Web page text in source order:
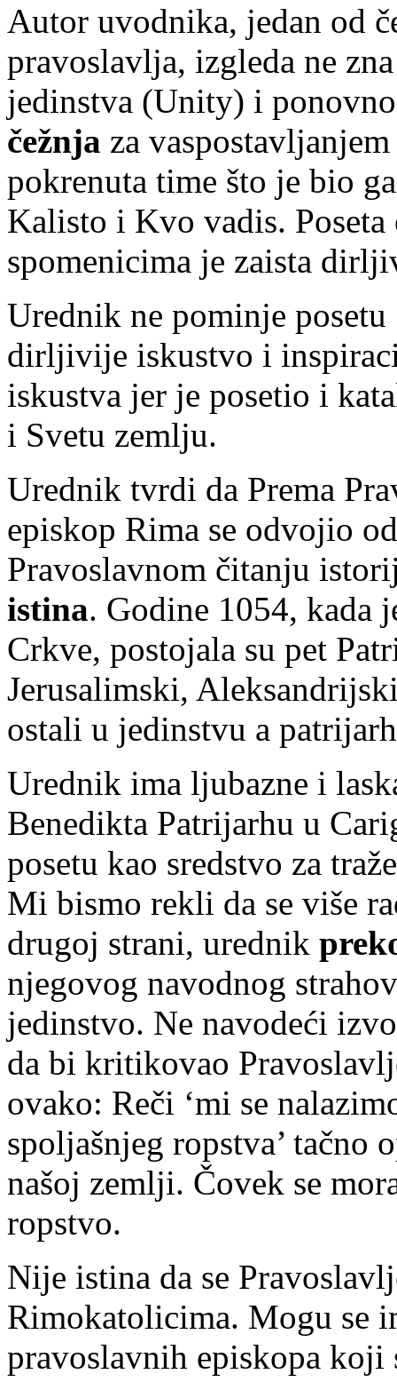
Autor uvodnika, jedan od
pravoslavlja, izgleda ne
jedinstva (Unity) i
čežnja za
pokrenuta time što je bio
Kalisto i Kvo vadis.
spomenicima je zaista
Urednik ne pominje
dirljivije iskustvo i
iskustva jer je posetio i
i Svetu zemlju.
Urednik tvrdi da Prema
episkop Rima se odvojio
Pravoslavnom čitanju
istina. Godine 1054, kada
Crkve, postojala su pet
Jerusalimski,
ostali u jedinstvu a
Urednik ima ljubazne i
Benedikta Patrijarhu u
posetu kao sredstvo za
Mi bismo rekli da se više
drugoj strani, urednik
njegovog navodnog
jedinstvo. Ne navodeći
da bi kritikovao
ovako: Reči ‘mi se
spoljašnjeg ropstva’ tačno
našoj zemlji. Čovek se
ropstvo.
Nije istina da se
Rimokatolicima. Mogu se
pravoslavnih episkopa